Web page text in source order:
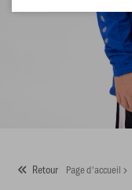
Retour Page d'accueil